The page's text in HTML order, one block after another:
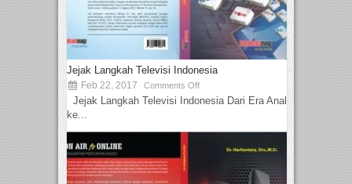
Jejak Langkah Televisi Indonesia
Feb 22, 2017 Comments Off
Jejak Langkah Televisi Indonesia Dari Era Analog
ke...